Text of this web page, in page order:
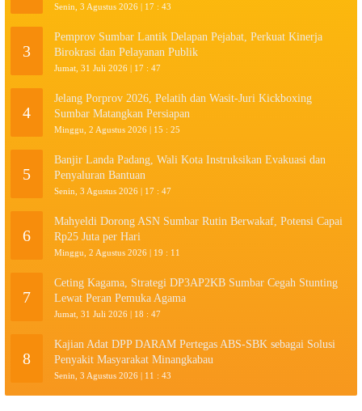
Senin, 3 Agustus 2026 | 17 : 43
3
Pemprov Sumbar Lantik Delapan Pejabat, Perkuat Kinerja
Birokrasi dan Pelayanan Publik
Jumat, 31 Juli 2026 | 17 : 47
4
Jelang Porprov 2026, Pelatih dan Wasit-Juri Kickboxing
Sumbar Matangkan Persiapan
Minggu, 2 Agustus 2026 | 15 : 25
5
Banjir Landa Padang, Wali Kota Instruksikan Evakuasi dan
Penyaluran Bantuan
Senin, 3 Agustus 2026 | 17 : 47
6
Mahyeldi Dorong ASN Sumbar Rutin Berwakaf, Potensi Capai
Rp25 Juta per Hari
Minggu, 2 Agustus 2026 | 19 : 11
7
Ceting Kagama, Strategi DP3AP2KB Sumbar Cegah Stunting
Lewat Peran Pemuka Agama
Jumat, 31 Juli 2026 | 18 : 47
8
Kajian Adat DPP DARAM Pertegas ABS-SBK sebagai Solusi
Penyakit Masyarakat Minangkabau
Senin, 3 Agustus 2026 | 11 : 43